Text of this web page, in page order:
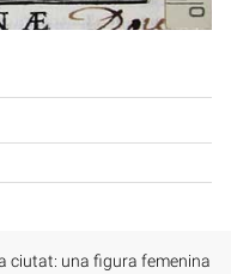
ciutat: una figura femenina